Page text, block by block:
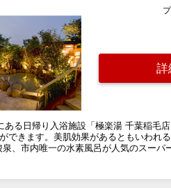
詳
る日帰り入浴施設「極楽湯 千葉稲毛
できます。美肌効果があるともいわれ
、市内唯一の水素風呂が人気のスーパ